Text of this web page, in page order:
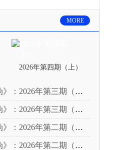
MORE
2026年第四期（上）
：2026年第三期（下）
：2026年第三期（上）
：2026年第二期（下）
：2026年第二期（上）